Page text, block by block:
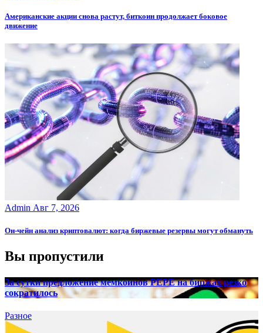
Американские акции снова растут, биткоин продолжает боковое
движение
Admin Авг 7, 2026
Он-чейн анализ криптовалют: когда биржевые резервы могут обмануть
Вы пропустили
За сутки предложение мемкоинов PEPE на биржах резко
сократилось
Разное